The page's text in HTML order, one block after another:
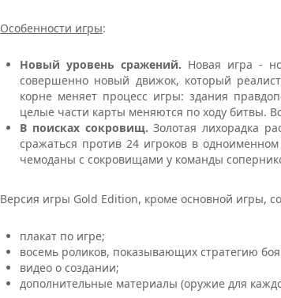
Особенности игры:
Новый уровень сражений. Новая игра -
совершенно новый движок, который
корне меняет процесс игры: здания
целые части карты меняются по ходу битвы.
В поисках сокровищ.Золотая лихорадка
сражаться против 24 игроков в
чемоданы с сокровищами у команды
Версия игры Gold Edition, кроме основной игры,
плакат по игре;
восемь роликов, показывающих стратегию
видео о создании;
дополнительные материалы (оружие для